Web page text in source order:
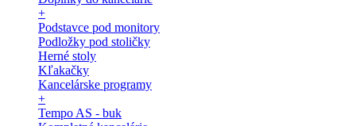
+
Podstavce pod monitory
Podložky pod stoličky
Herné stoly
Kľakačky
Kancelárske programy
+
Tempo AS - buk